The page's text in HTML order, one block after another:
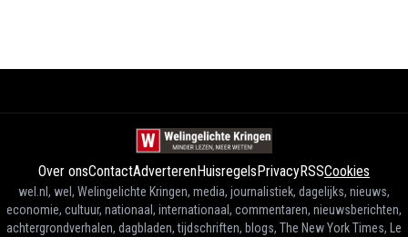
Over onsContactAdverterenHuisregelsPrivacyRSSCookies
wel.nl, wel, Welingelichte Kringen, media, journalistiek, dagelijks, nieuws,
economie, cultuur, nationaal, internationaal, commentaren, nieuwsberichten,
achtergrondverhalen, dagbladen, tijdschriften, blogs, The New York Times, Le